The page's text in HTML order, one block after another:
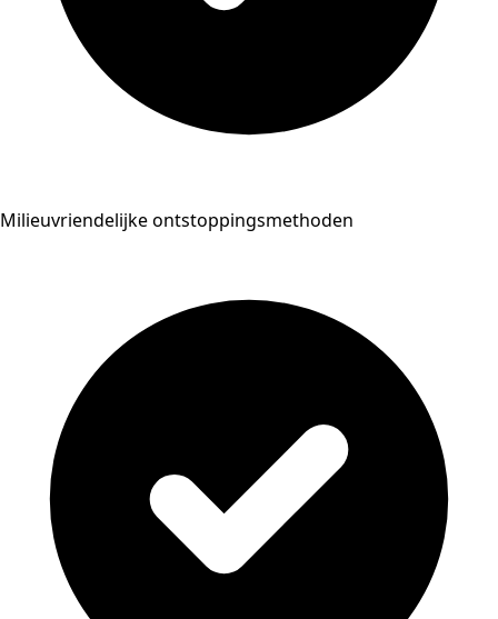
Milieuvriendelijke ontstoppingsmethoden